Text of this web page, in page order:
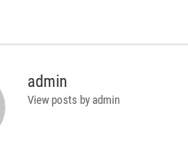
admin
View posts by admin